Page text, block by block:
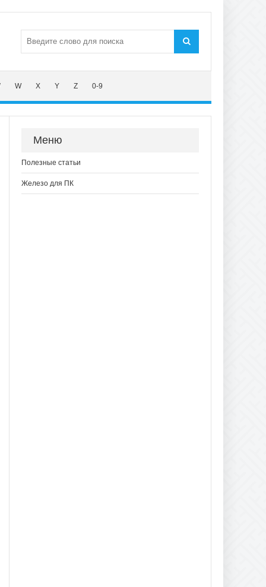
W X Y Z 0-9
Меню
Полезные статьи
Железо для ПК